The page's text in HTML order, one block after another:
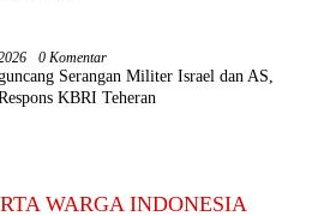
0 Komentar
Serangan Militer Israel dan AS,
KBRI Teheran
WARGA INDONESIA